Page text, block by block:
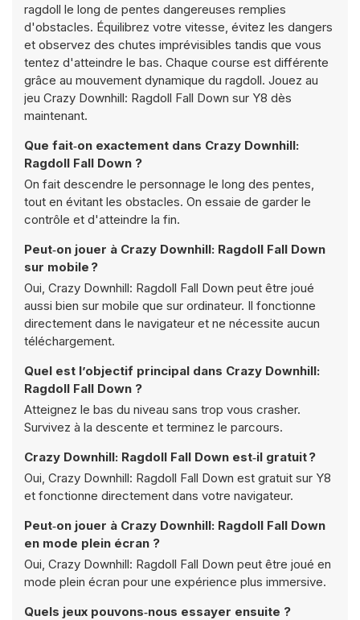
ragdoll le long de pentes dangereuses remplies
d'obstacles. Équilibrez votre vitesse, évitez les dangers
et observez des chutes imprévisibles tandis que vous
tentez d'atteindre le bas. Chaque course est différente
grâce au mouvement dynamique du ragdoll. Jouez au
jeu Crazy Downhill: Ragdoll Fall Down sur Y8 dès
maintenant.
Que fait‑on exactement dans Crazy Downhill:
Ragdoll Fall Down ?
On fait descendre le personnage le long des pentes,
tout en évitant les obstacles. On essaie de garder le
contrôle et d'atteindre la fin.
Peut‑on jouer à Crazy Downhill: Ragdoll Fall Down
sur mobile ?
Oui, Crazy Downhill: Ragdoll Fall Down peut être joué
aussi bien sur mobile que sur ordinateur. Il fonctionne
directement dans le navigateur et ne nécessite aucun
téléchargement.
Quel est l’objectif principal dans Crazy Downhill:
Ragdoll Fall Down ?
Atteignez le bas du niveau sans trop vous crasher.
Survivez à la descente et terminez le parcours.
Crazy Downhill: Ragdoll Fall Down est‑il gratuit ?
Oui, Crazy Downhill: Ragdoll Fall Down est gratuit sur Y8
et fonctionne directement dans votre navigateur.
Peut‑on jouer à Crazy Downhill: Ragdoll Fall Down
en mode plein écran ?
Oui, Crazy Downhill: Ragdoll Fall Down peut être joué en
mode plein écran pour une expérience plus immersive.
Quels jeux pouvons‑nous essayer ensuite ?